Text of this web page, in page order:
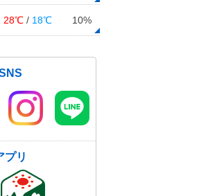
28℃ / 18℃ 10%
プリ